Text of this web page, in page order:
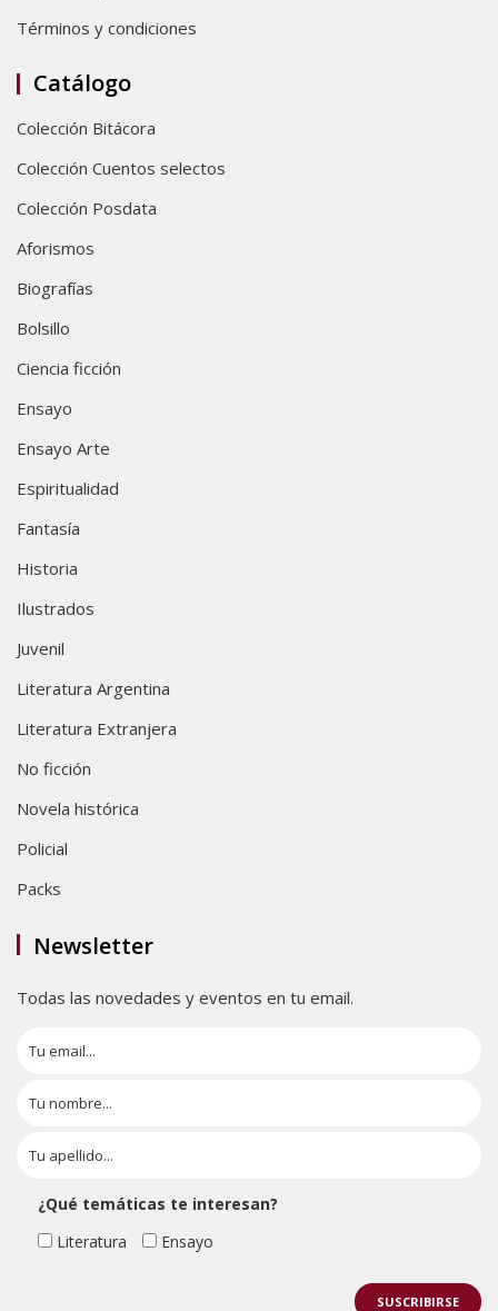
Términos y condiciones
Catálogo
Colección Bitácora
Colección Cuentos selectos
Colección Posdata
Aforismos
Biografías
Bolsillo
Ciencia ficción
Ensayo
Ensayo Arte
Espiritualidad
Fantasía
Historia
Ilustrados
Juvenil
Literatura Argentina
Literatura Extranjera
No ficción
Novela histórica
Policial
Packs
Newsletter
Todas las novedades y eventos en tu email.
¿Qué temáticas te interesan?
Literatura
Ensayo